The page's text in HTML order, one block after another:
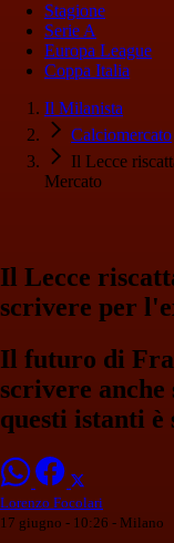
Stagione
Serie A
Europa League
Coppa Italia
Il Milanista
Calciomercato
Il Lecce
Mercato
Il Lecce
scrivere per
Il futuro di
scrivere
questi istanti è
Lorenzo Focolari
17 giugno - 10:26 - Milano